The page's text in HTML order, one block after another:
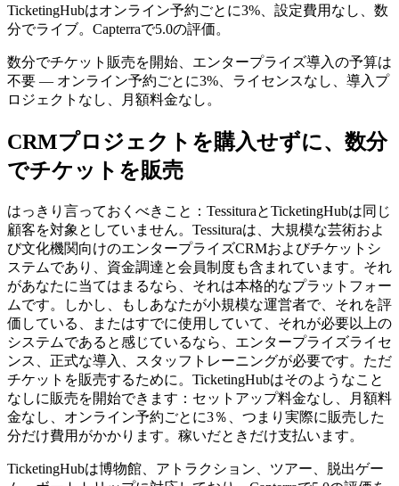
TicketingHubはオンライン予約ごとに3%、設定費用なし、数
分でライブ。Capterraで5.0の評価。
数分でチケット販売を開始、エンタープライズ導入の予算は
不要 — オンライン予約ごとに3%、ライセンスなし、導入プ
ロジェクトなし、月額料金なし。
CRMプロジェクトを購入せずに、数分
でチケットを販売
はっきり言っておくべきこと：TessituraとTicketingHubは同じ
顧客を対象としていません。Tessituraは、大規模な芸術およ
び文化機関向けのエンタープライズCRMおよびチケットシ
ステムであり、資金調達と会員制度も含まれています。それ
があなたに当てはまるなら、それは本格的なプラットフォー
ムです。しかし、もしあなたが小規模な運営者で、それを評
価している、またはすでに使用していて、それが必要以上の
システムであると感じているなら、エンタープライズライセ
ンス、正式な導入、スタッフトレーニングが必要です。ただ
チケットを販売するために。TicketingHubはそのようなこと
なしに販売を開始できます：セットアップ料金なし、月額料
金なし、オンライン予約ごとに3％、つまり実際に販売した
分だけ費用がかかります。稼いだときだけ支払います。
TicketingHubは博物館、アトラクション、ツアー、脱出ゲー